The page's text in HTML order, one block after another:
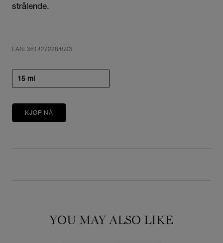
strålende.
EAN: 3614272284593
15 ml
KJØP NÅ
YOU MAY ALSO LIKE